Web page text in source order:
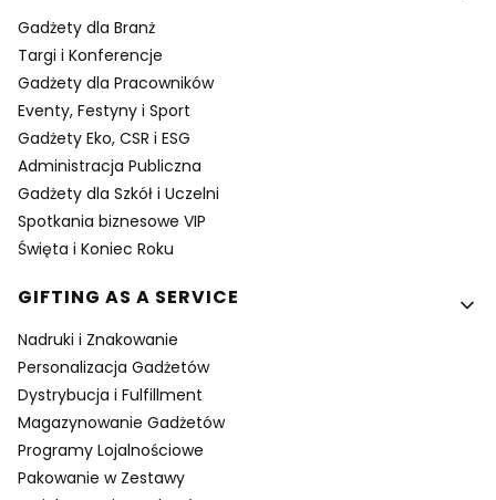
Gadżety dla Branż
Targi i Konferencje
Gadżety dla Pracowników
Eventy, Festyny i Sport
Gadżety Eko, CSR i ESG
Administracja Publiczna
Gadżety dla Szkół i Uczelni
Spotkania biznesowe VIP
Święta i Koniec Roku
GIFTING AS A SERVICE
Nadruki i Znakowanie
Personalizacja Gadżetów
Dystrybucja i Fulfillment
Magazynowanie Gadżetów
Programy Lojalnościowe
Pakowanie w Zestawy